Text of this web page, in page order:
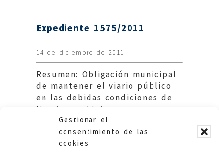
Gestionar el
consentimiento de las
cookies
Expediente 1575/2011
14 de diciembre de 2011
Resumen: Obligación municipal
de mantener el viario público
en las debidas condiciones de
limpieza e higiene.
Ayuntamiento de Ricla.